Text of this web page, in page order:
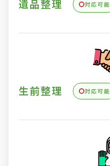
遺品整理 対応可能
生前整理 対応可能